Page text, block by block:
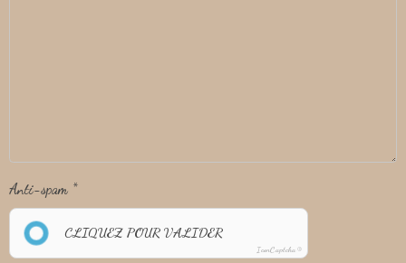
Anti-spam
CLIQUEZ POUR VALIDER
IconCaptcha ©